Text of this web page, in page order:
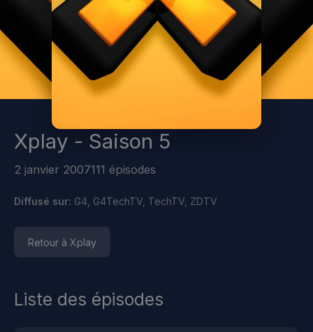
Xplay - Saison 5
2 janvier 2007111 épisodes
Diffusé sur: G4, G4TechTV, TechTV, ZDTV
Retour à Xplay
Liste des épisodes